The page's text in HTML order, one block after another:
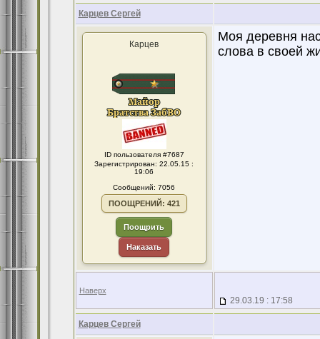
Карцев Сергей
Карцев
ID пользователя #7687
Зарегистрирован: 22.05.15 :
19:06
Сообщений: 7056
ПООЩРЕНИЙ: 421
Поощрить
Наказать
Моя деревня
слова в своей
Наверх
29.03.19 : 17:58
Карцев Сергей